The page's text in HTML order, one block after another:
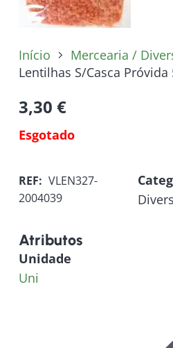
Início
Mercearia /
Lentilhas S/Casca Próvida
3,30 €
Esgotado
REF: VLEN327-
2004039
Atributos
Unidade
Uni